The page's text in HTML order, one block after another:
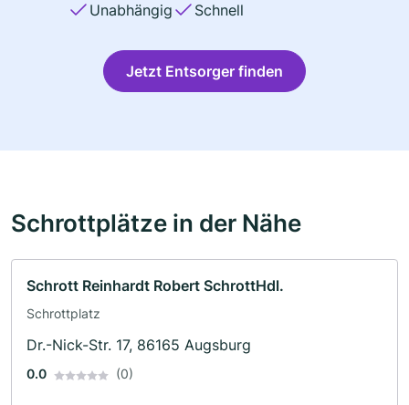
Unabhängig
Schnell
Jetzt Entsorger finden
Schrottplätze in der Nähe
Schrott Reinhardt Robert SchrottHdl.
Schrottplatz
Dr.-Nick-Str. 17, 86165 Augsburg
0.0 (0)